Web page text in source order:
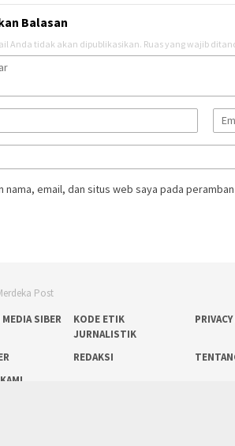
Balasan
Anda tidak akan dipublikasikan. Ruas yang wajib
nama, email, dan situs web saya pada
SIBER
KODE ETIK
JURNALISTIK
REDAKSI